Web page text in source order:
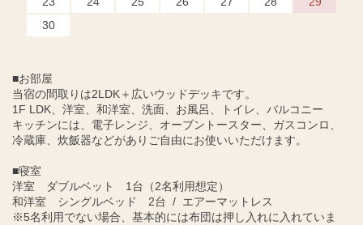
30
■お部屋
当宿の間取りは2LDK＋広いウッドデッキです。
1F LDK、洋室、和洋室、洗面、お風呂、トイレ、バルコニー
キッチンには、電子レンジ、オーブントースター、ガスコンロ、
冷蔵庫、炊飯器などがありご自由にお使いいただけます。
■寝室
洋室 ダブルベット 1台（2名利用想定）
和洋室 シングルベッド 2台 / エアーマットレス
※5名利用でない場合、基本的には布団は押し入れに入れていま